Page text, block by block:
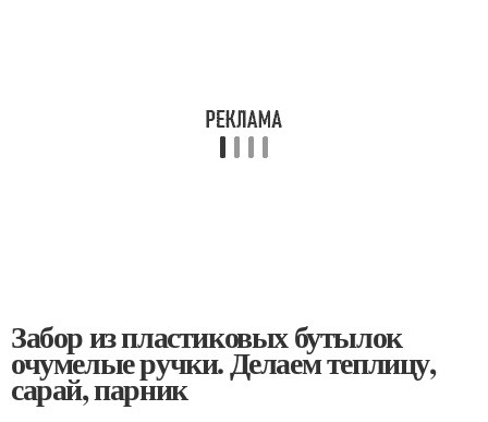
Забор из пластиковых бутылок
очумелые ручки. Делаем теплицу,
сарай, парник